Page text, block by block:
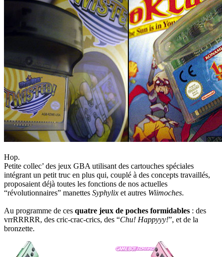
Hop.
Petite collec’ des jeux GBA utilisant des cartouches spéciales
intégrant un petit truc en plus qui, couplé à des concepts travaillés,
proposaient déjà toutes les fonctions de nos actuelles
“révolutionnaires” manettes Syphylix et autres Wiimoches.
Au programme de ces quatre jeux de poches formidables : des
vrrRRRRR, des cric-crac-crics, des “Chu! Happyyy!”, et de la
bronzette.